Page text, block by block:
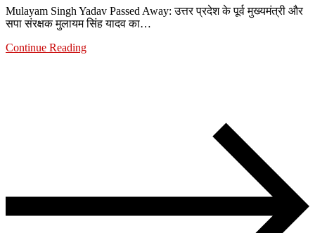
Mulayam Singh Yadav Passed Away: उत्तर प्रदेश के पूर्व मुख्यमंत्री और
सपा संरक्षक मुलायम सिंह यादव का…
Continue Reading